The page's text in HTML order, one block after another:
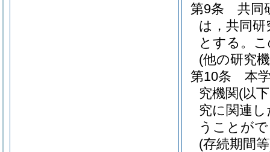
第9条
共同
は，共同研
とする。
(他の研究
第10条
本
究機関(以
究に関連
うことが
(存続期間